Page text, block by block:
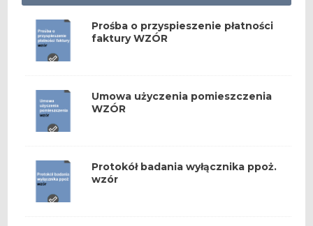
Prośba o przyspieszenie płatności
faktury WZÓR
Umowa użyczenia pomieszczenia
WZÓR
Protokół badania wyłącznika ppoż.
wzór